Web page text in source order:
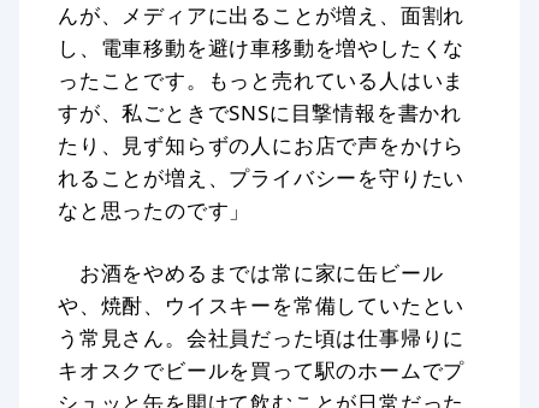
んが、メディアに出ることが増え、面割れ
し、電車移動を避け車移動を増やしたくな
ったことです。もっと売れている人はいま
すが、私ごときでSNSに目撃情報を書かれ
たり、見ず知らずの人にお店で声をかけら
れることが増え、プライバシーを守りたい
なと思ったのです」
お酒をやめるまでは常に家に缶ビール
や、焼酎、ウイスキーを常備していたとい
う常見さん。会社員だった頃は仕事帰りに
キオスクでビールを買って駅のホームでプ